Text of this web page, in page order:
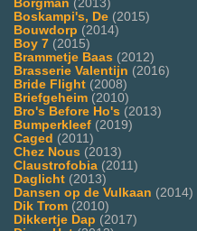
Borgman (2013)
Boskampi's, De (2015)
Bouwdorp (2014)
Boy 7 (2015)
Brammetje Baas (2012)
Brasserie Valentijn (2016)
Bride Flight (2008)
Briefgeheim (2010)
Bro's Before Ho's (2013)
Bumperkleef (2019)
Caged (2011)
Chez Nous (2013)
Claustrofobia (2011)
Daglicht (2013)
Dansen op de Vulkaan (2014)
Dik Trom (2010)
Dikkertje Dap (2017)